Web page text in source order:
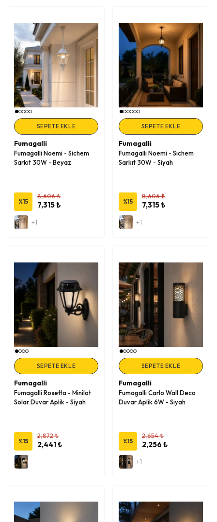
SEPETE EKLE
Fumagalli
Fumagalli Noemi - Sichem
Sarkıt 30W - Beyaz
%15
8,606 ₺
7,315 ₺
+1
SEPETE EKLE
Fumagalli
Fumagalli Noemi - Sichem
Sarkıt 30W - Siyah
%15
8,606 ₺
7,315 ₺
+1
SEPETE EKLE
Fumagalli
Fumagalli Rosetta - Minilot
Solar Duvar Aplik - Siyah
%15
2,872 ₺
2,441 ₺
SEPETE EKLE
Fumagalli
Fumagalli Carlo Wall Deco
Duvar Aplik 6W - Siyah
%15
2,654 ₺
2,256 ₺
+1